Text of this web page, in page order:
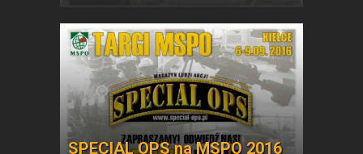
SPECIAL OPS na MSPO 2016